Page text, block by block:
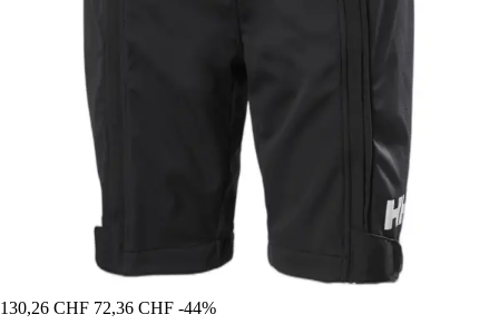
130,26 CHF 72,36 CHF -44%